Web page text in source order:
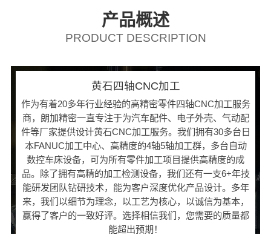
产品概述
PRODUCT DESCRIPTION
黄石四轴CNC加工
作为有着20多年行业经验的高精密零件四轴CNC加工服务
商，朗加精密一直专注于为汽车配件、电子外壳、气动配
件等厂家提供设计黄石CNC加工服务。我们拥有30多台日
本FANUC加工中心、高精度的4轴5轴加工群，多台自动
数控车床设备，可为所有零件加工项目提供高精度的成
品。除了拥有高精的加工检测设备，我们还有一支6+年技
能研发团队钻研技术，能为客户深度优化产品设计。多年
来，我们以细节为理念，以工艺为核心，以诚信为基本，
赢得了客户的一致好评。选择相信我们，您需要的质量都
能超出预期！